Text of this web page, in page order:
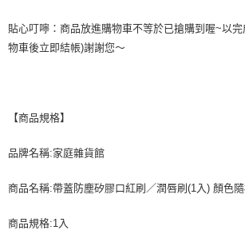
付款後7-11取貨
每筆NT$80，滿NT$799(含以上)免運費
貼心叮嚀：商品放進購物車不等於已搶購到喔~以
物車後立即結帳)謝謝您～
【商品規格】
品牌名稱:家庭雜貨館
商品名稱:帶蓋防塵矽膠口紅刷／潤唇刷(1入) 顏色
商品規格:1入